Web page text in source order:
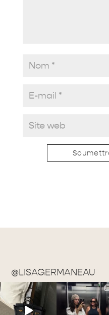
@LISAGERMANEAU